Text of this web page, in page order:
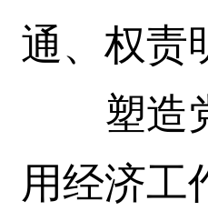
通、权责
塑造党
用经济工